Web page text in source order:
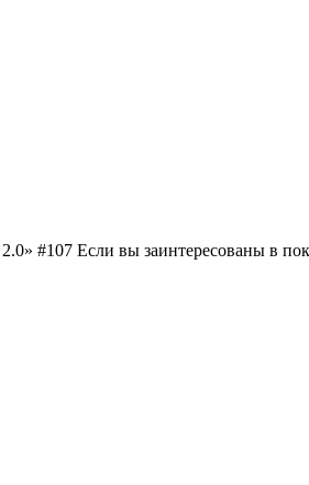
#107 Если вы заинтересованы в